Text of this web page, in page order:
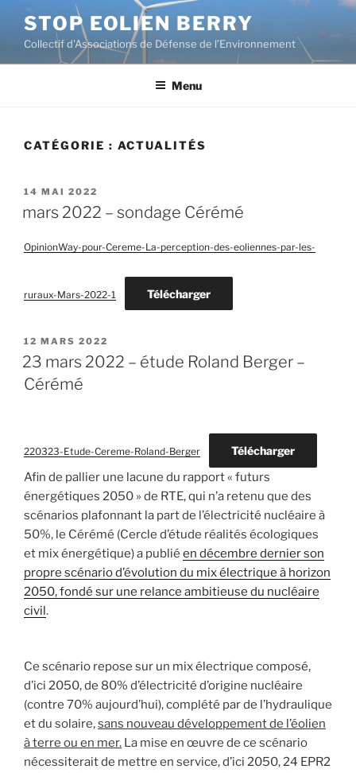
contenu
principal
STOP EOLIEN BERRY
Collectif d'Associations de Défense de l’Environnement
Menu
CATÉGORIE : ACTUALITÉS
PUBLIÉ
14 MAI 2022
mars 2022 – sondage Cérémé
OpinionWay-pour-Cereme-La-perception-des-eoliennes-par-les-
ruraux-Mars-2022-1 Télécharger
PUBLIÉ
LE
12 MARS 2022
23 mars 2022 – étude Roland Berger –
Cérémé
220323-Etude-Cereme-Roland-Berger Télécharger
Afin de pallier une lacune du rapport « futurs
énergétiques 2050 » de RTE, qui n’a retenu que des
scénarios plafonnant la part de l’électricité nucléaire à
50%, le Cérémé (Cercle d’étude réalités écologiques
et mix énergétique) a publié en décembre dernier son
propre scénario d’évolution du mix électrique à horizon
2050, fondé sur une relance ambitieuse du nucléaire
civil.
Ce scénario repose sur un mix électrique composé,
d’ici 2050, de 80% d’électricité d’origine nucléaire
(contre 70% aujourd’hui), complété par de l’hydraulique
et du solaire,sans nouveau développement de l’éolien
à terre ou en mer. La mise en œuvre de ce scénario
nécessiterait de mettre en service, d’ici 2050, 24 EPR2